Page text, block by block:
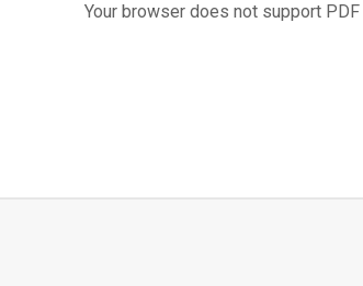
Your browser does not support PDF